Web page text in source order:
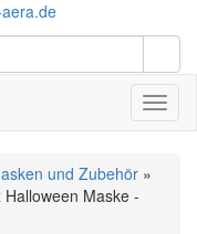
und Zubehör »
Maske -